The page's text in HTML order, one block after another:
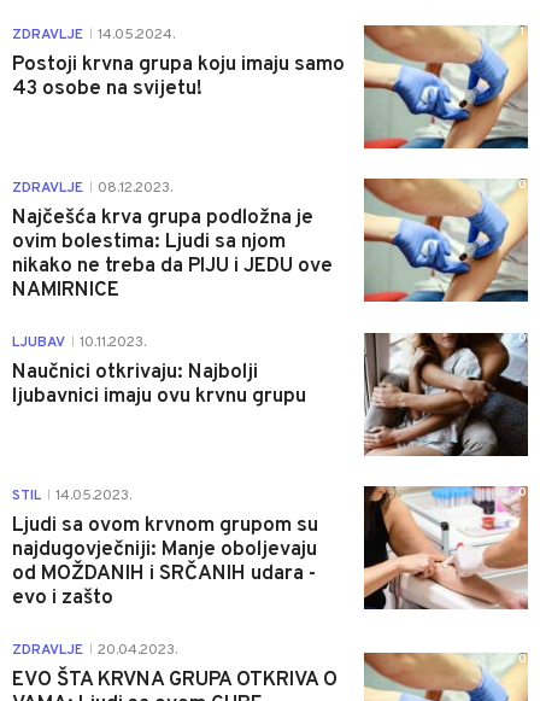
ZDRAVLJE 14.05.2024.
Postoji krvna grupa koju imaju samo
43 osobe na svijetu!
1
ZDRAVLJE 08.12.2023.
Najčešća krva grupa podložna je
ovim bolestima: Ljudi sa njom
nikako ne treba da PIJU i JEDU ove
NAMIRNICE
0
LJUBAV 10.11.2023.
Naučnici otkrivaju: Najbolji
ljubavnici imaju ovu krvnu grupu
0
STIL 14.05.2023.
Ljudi sa ovom krvnom grupom su
najdugovječniji: Manje oboljevaju
od MOŽDANIH i SRČANIH udara -
evo i zašto
0
ZDRAVLJE 20.04.2023.
EVO ŠTA KRVNA GRUPA OTKRIVA O
0